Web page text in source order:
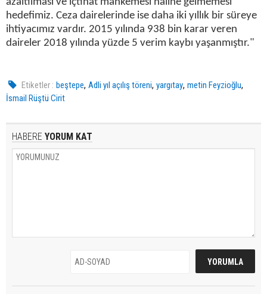
hedefimiz. Ceza dairelerinde ise daha iki yıllık bir süreye
ihtiyacımız vardır. 2015 yılında 938 bin karar veren
daireler 2018 yılında yüzde 5 verim kaybı yaşanmıştır."
Etiketler : beştepe,Adli yıl açılış töreni,yargıtay,metin Feyzioğlu,
İsmail Rüştü Cirit
HABERE YORUM KAT